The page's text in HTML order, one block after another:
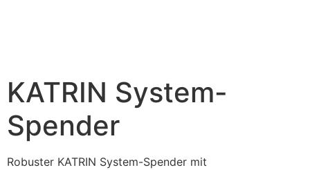
KATRIN System-
Spender
Robuster KATRIN System-Spender mit